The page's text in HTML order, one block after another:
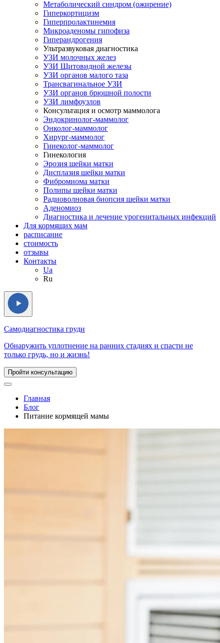
Метаболический синдром (ожирение)
Гиперкортицизм
Гиперпролактинемия
Микроаденомы гипофиза
Гиперандрогения
Ультразвуковая диагностика
УЗИ молочных желез
УЗИ Щитовидной железы
УЗИ органов малого таза
Трансвагинальное УЗИ
УЗИ органов брюшной полости
УЗИ лимфоузлов
Консультация и осмотр маммолога
Эндокринолог-маммолог
Онколог-маммолог
Хирург-маммолог
Гинеколог-маммолог
Гинекология
Эрозия шейки матки
Дисплазия шейки матки
Фибромиома матки
Полипы шейки матки
Радиоволновая биопсия шейки матки
Аденомиоз
Диагностика и лечение урогенитальных инфекций
Для кормящих мам
расписание
стоимость
отзывы
Контакты
Ua
Ru
Самодиагностика груди
Обнаружить уплотнение на ранних стадиях и спасти не
только грудь, но и жизнь!
Пройти консультацию
Главная
Блог
Питание кормящей мамы